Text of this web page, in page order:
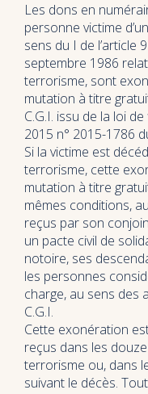
Les dons en
personne victime
sens du I de l’article
septembre 1986
terrorisme, sont
mutation à titre
C.G.I. issu de la loi
2015 n° 2015-1786
Si la victime est
terrorisme, cette
mutation à titre
mêmes conditions,
reçus par son
un pacte civil de
notoire, ses
les personnes
charge, au sens des
C.G.I.
Cette exonération
reçus dans les
terrorisme ou, dans
suivant le décès.